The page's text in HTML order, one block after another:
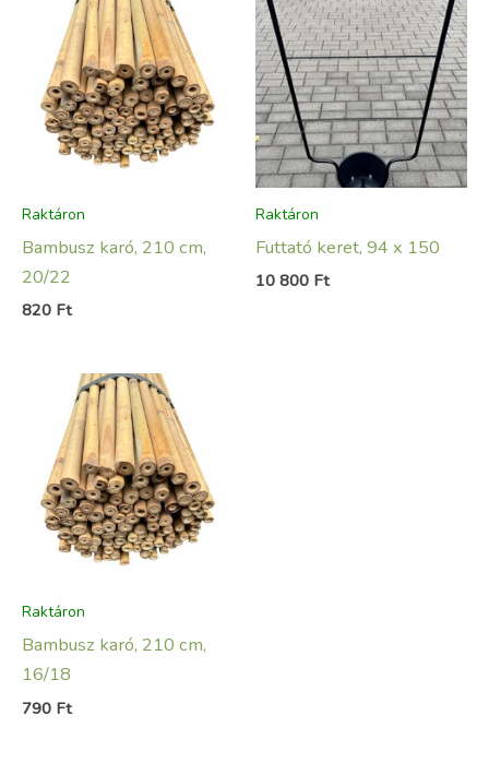
Raktáron
Bambusz karó, 210 cm,
20/22
820 Ft
Raktáron
Futtató keret, 94 x 150
10 800 Ft
Raktáron
Bambusz karó, 210 cm,
16/18
790 Ft